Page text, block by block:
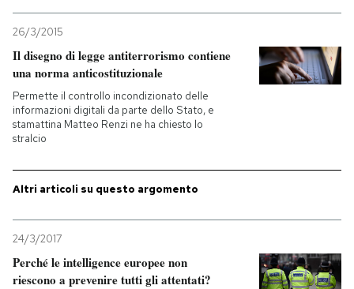
26/3/2015
Il disegno di legge antiterrorismo contiene
una norma anticostituzionale
Permette il controllo incondizionato delle
informazioni digitali da parte dello Stato, e
stamattina Matteo Renzi ne ha chiesto lo
stralcio
Altri articoli su questo argomento
24/3/2017
Perché le intelligence europee non
riescono a prevenire tutti gli attentati?